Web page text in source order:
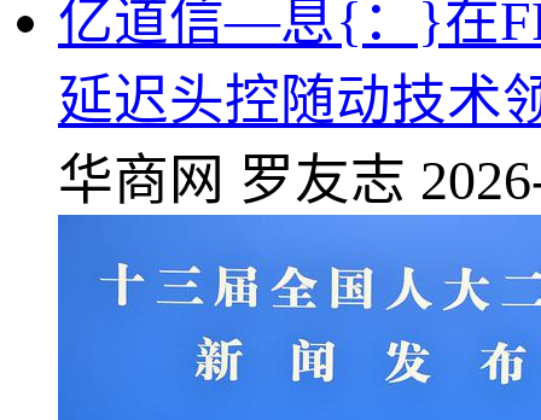
亿道信—息{：}在
延迟头控随动技术
华商网 罗友志